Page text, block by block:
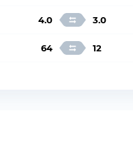
4.0 3.0
64 12